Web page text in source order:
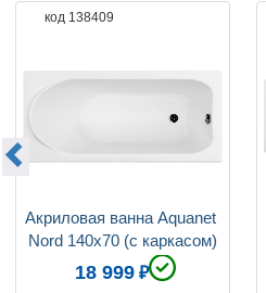
Толщина листа, см
Шторка
код 138409
Акриловая ванна Aquanet
Nord 140x70 (с каркасом)
18 999